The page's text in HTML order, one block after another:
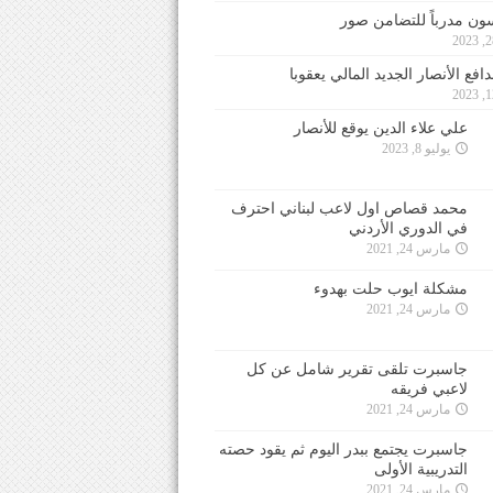
مدرباً للتضامن صور
الأنصار الجديد المالي يعقوبا
علي علاء الدين يوقع للأنصار
يوليو 8, 2023
محمد قصاص اول لاعب لبناني احترف
في الدوري الأردني
مارس 24, 2021
مشكلة ايوب حلت بهدوء
مارس 24, 2021
جاسبرت تلقى تقرير شامل عن كل
لاعبي فريقه
مارس 24, 2021
جاسبرت يجتمع ببدر اليوم ثم يقود حصته
التدريبية الأولى
مارس 24, 2021